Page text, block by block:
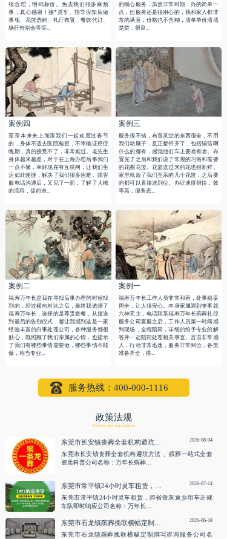
很合理，明码标价。免去我们很多麻烦
事，真心感谢！接*灵车、指导应知应做
事项、花篮选购、礼厅布置、餐饮代订、
杨行告别会等等...
的细心服务，虽然非常时期，办的简单一
点，但服务还是很用心的，我和家人都非
常的满意，价格也不含糊，清单单价清清
楚楚，很良...
案例四
至亲本来来上海跟我们一起欢度过春节
的，身体不适去医院检查，不幸确证癌症
晚期，真的接受不了，非常难过。老先生
身体越来越差，对于在上海办理后事我们
一点不懂，幸好现在有互联网，让我们生
活如此便捷，解决了我们很多困难。跟客
服电话沟通后，又见了一面，了解了大概
的流程，提前准...
案例三
服务很不错，布置灵堂的东西很全，不用
我们动脑子，反正都带齐了，包括锡箔啊
什么的都有，感觉他们车上要啥有啥。布
置完了之后和我们说了常规的习俗和需要
的花圈花篮。花篮送过来的花也很新鲜。
家里就放了我们至亲的几个花篮，之后要
的都可以直接送到位。办证速度很快，效
率高，服务态...
案例二
福寿万年长是我在寻找后事办理的时候找
到的，经过横向对比之后，最终我选择了
福寿万年长，选择的是尊贵套餐，从接送
到最后的告别仪式，都让我感到这是一家
经验丰富的白事处理公司，各种服务都很
贴心，既照顾了我们亲属的心情，也提示
了我们有哪些事情需要做，哪些事情不能
做，相当专业...
案例一
福寿万年长工作人员非常和善，处事稳妥
周全，让人很安心。本身家属遇到丧事就
六神无主，电话联系福寿万年长殡葬礼仪
服务公司客服之后，工作人员第一时间感
到现场，全程陪同，详细的给予专业的解
答并一起陪同处理相关事宜。言语非常感
人，行动非常迅速，服务非常到位，各类
准备齐全，搭...
服务热线：400-000-1116
政策法规
Policies and regulations
2026-08-04
东莞市长安镇丧葬全套机构避坑方法 、殡葬一站式全套
资质科普公司名称：万年长殡葬...
2026-07-14
东莞市常平镇24小时灵车租赁，跨省骨灰返乡用车正规
车队即时响应公司名称：万年长...
2026-06-18
东莞市石龙镇殡葬挽联横幅定制撰写咨询服务公司名